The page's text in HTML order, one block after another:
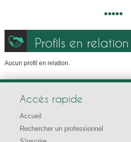
Profils en relation
Aucun profil en relation.
Accès rapide
Accueil
Rechercher un professionnel